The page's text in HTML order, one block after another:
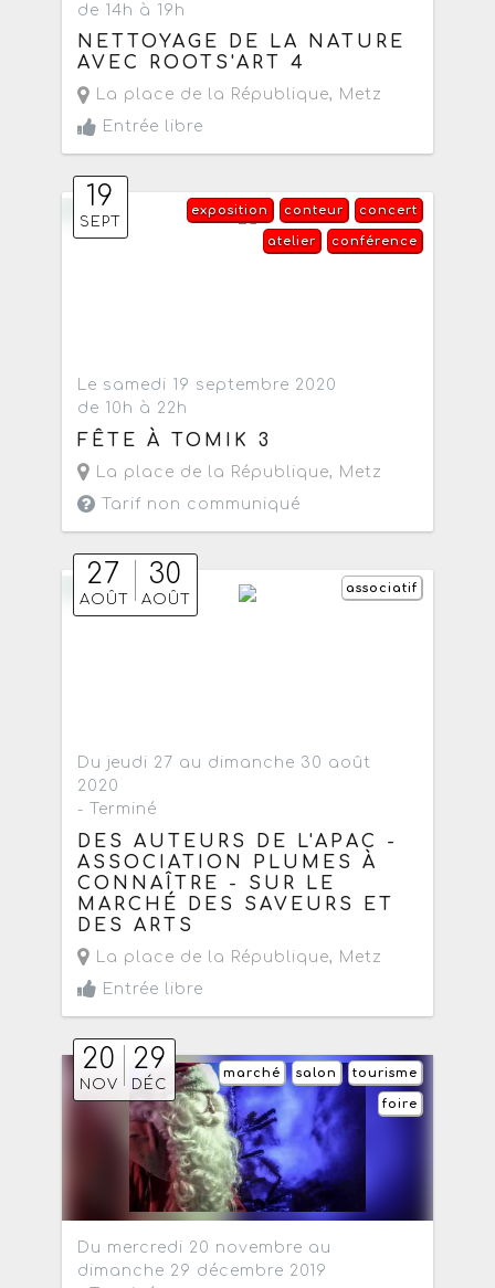
de 14h à 19h
NETTOYAGE DE LA NATURE
AVEC ROOTS'ART 4
La place de la République, Metz
Entrée libre
19
SEPT
concert
conteur
exposition
conférence
atelier
Le samedi 19 septembre 2020
de 10h à 22h
FÊTE À TOMIK 3
La place de la République, Metz
Tarif non communiqué
27
AOÛT
30
AOÛT
associatif
Du jeudi 27 au dimanche 30 août
2020
- Terminé
DES AUTEURS DE L'APAC -
ASSOCIATION PLUMES À
CONNAÎTRE - SUR LE
MARCHÉ DES SAVEURS ET
DES ARTS
La place de la République, Metz
Entrée libre
20
NOV
29
DÉC
tourisme
salon
marché
foire
Du mercredi 20 novembre au
dimanche 29 décembre 2019